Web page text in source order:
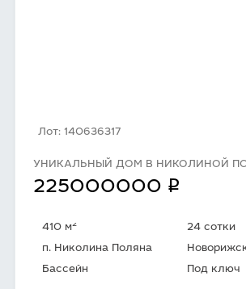
Лот: 140636317
УНИКАЛЬНЫЙ ДОМ В НИКОЛИНОЙ
225000000 q
410 м2
24 сотки
п. Николина Поляна
Бассейн
Под ключ